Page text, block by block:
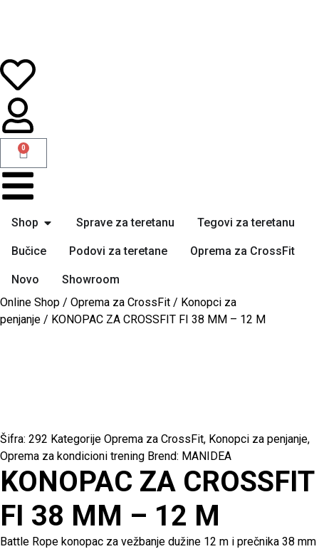
0
Shop Sprave za teretanu Tegovi za teretanu
Bučice Podovi za teretane Oprema za CrossFit
Novo
Showroom
Online Shop / Oprema za CrossFit / Konopci za
penjanje / KONOPAC ZA CROSSFIT FI 38 MM – 12 M
Šifra: 292 Kategorije Oprema za CrossFit, Konopci za penjanje,
Oprema za kondicioni trening Brend: MANIDEA
KONOPAC ZA CROSSFIT
FI 38 MM – 12 M
Battle Rope konopac za vežbanje dužine 12 m i prečnika 38 mm